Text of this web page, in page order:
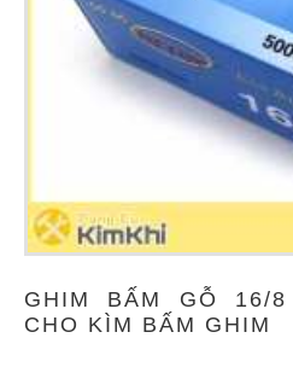
GHIM BẤM GỖ 16/
CHO KÌM BẤM GHIM